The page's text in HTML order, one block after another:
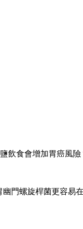
飲食會增加胃癌風
門螺旋桿菌更容易